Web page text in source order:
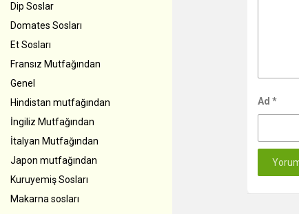
Dip Soslar
Domates Sosları
Et Sosları
Fransız Mutfağından
Genel
Hindistan mutfağından
İngiliz Mutfağından
İtalyan Mutfağından
Japon mutfağından
Kuruyemiş Sosları
Makarna sosları
Ad*